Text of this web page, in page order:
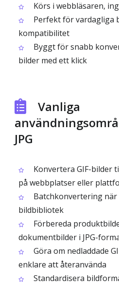
Körs i webbläsaren,
Perfekt för vardagliga
kompatibilitet
Byggt för snabb
bilder med ett klick
Vanliga
JPG
Konvertera GIF-bilder
på webbplatser eller
Batchkonvertering
bildbibliotek
Förbereda
dokumentbilder i JPG-
Göra om nedladdade
enklare att återanvända
Standardisera